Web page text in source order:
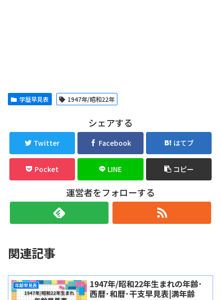
学歴早見表 1947年/昭和22年
シェアする
Twitter Facebook はてブ
Pocket LINE コピー
運営者をフォローする
関連記事
年齢早見表
1947年/昭和22年生まれの年齢･
西暦･和暦･干支早見表|満年齢